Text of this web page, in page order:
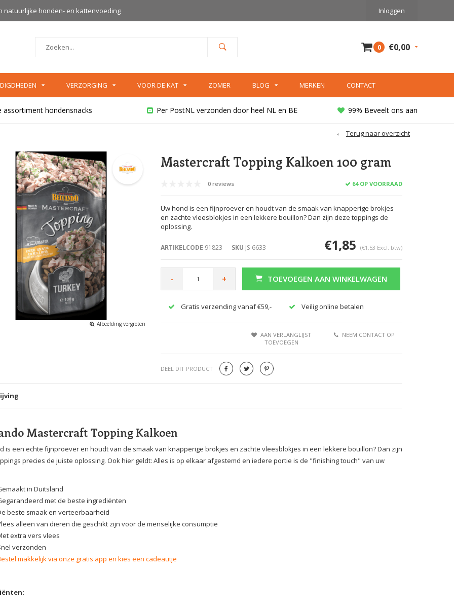
natuurlijke honden- en kattenvoeding Inloggen
0 €0,00
VERZORGING VOOR DE KAT ZOMER BLOG MERKEN CONTACT
assortiment hondensnacks Per PostNL verzonden door heel NL en BE 99% Beveelt ons aan
Terug naar overzicht
Afbeelding vergroten
Mastercraft Topping Kalkoen 100 gram
0 reviews 64 OP VOORRAAD
Uw hond is een fijnproever en houdt van de smaak van knapperige brokjes
en zachte vleesblokjes in een lekkere bouillon? Dan zijn deze toppings de
oplossing.
ARTIKELCODE 91823 SKU JS-6633 €1,85 (€1,53 Excl. btw)
- + TOEVOEGEN AAN WINKELWAGEN
Gratis verzending vanaf €59,- Veilig online betalen
AAN VERLANGLIJST
TOEVOEGEN
NEEM CONTACT OP
DEEL DIT PRODUCT
Mastercraft Topping Kalkoen
is een echte fijnproever en houdt van de smaak van knapperige brokjes en zachte vleesblokjes in een lekkere bouillon? Dan zijn
precies de juiste oplossing. Ook hier geldt: Alles is op elkaar afgestemd en iedere portie is de "finishing touch" van uw
in Duitsland
met de beste ingrediënten
beste smaak en verteerbaarheid
alleen van dieren die geschikt zijn voor de menselijke consumptie
extra vers vlees
verzonden
makkelijk via onze gratis app en kies een cadeautje